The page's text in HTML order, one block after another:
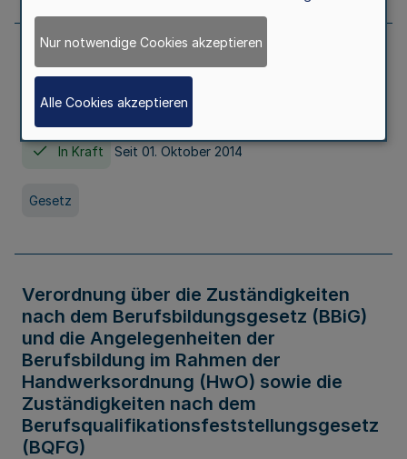
Gesetz über die Hochschulen des Landes
Nordrhein-Westfalen (Hochschulgesetz -
HG)
In Kraft Seit 01. Oktober 2014
Gesetz
Verordnung über die Zuständigkeiten
nach dem Berufsbildungsgesetz (BBiG)
und die Angelegenheiten der
Berufsbildung im Rahmen der
Handwerksordnung (HwO) sowie die
Zuständigkeiten nach dem
Berufsqualifikationsfeststellungsgesetz
(BQFG)
Nur notwendige Cookies akzeptieren
Alle Cookies akzeptieren